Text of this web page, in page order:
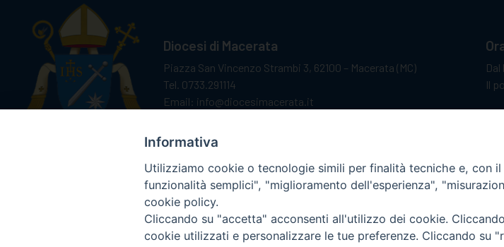
Diocesi di Macerata
Piazza San Vincenzo Strambi 3, 62100 – Macerata (MC)
Tel. 0733.291114
Email: info@diocesimacerata.it
Comunicazioni urgenti WhatsApp:
Il
Informativa
Utilizziamo cookie o tecnologie simili per finalità tecniche e, con
funzionalità semplici", "miglioramento dell'esperienza",
cookie policy.
Cliccando su "accetta" acconsenti all'utilizzo dei cookie.
cookie utilizzati e personalizzare le tue preferenze. Cliccando su